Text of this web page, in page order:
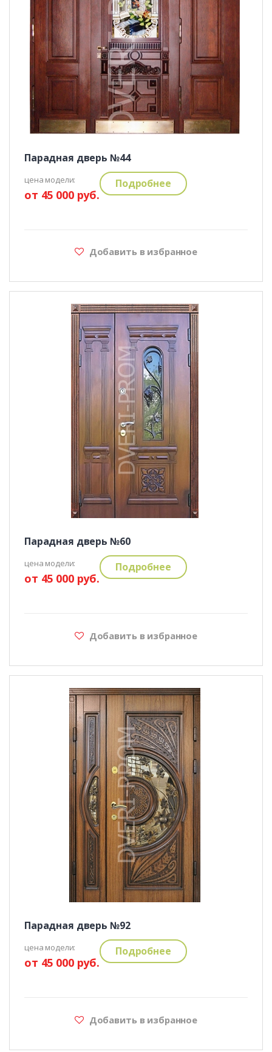
Парадная дверь №44
цена модели:
от 45 000 руб.
Подробнее
Добавить в избранное
Парадная дверь №60
цена модели:
от 45 000 руб.
Подробнее
Добавить в избранное
Парадная дверь №92
цена модели:
от 45 000 руб.
Подробнее
Добавить в избранное